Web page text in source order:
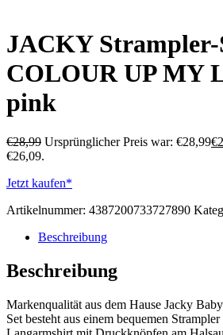
JACKY Strampler-
COLOUR UP MY
pink
€28,99 Ursprünglicher Preis war: €28,99€
€26,09.
Jetzt kaufen*
Artikelnummer: 4387200733727890
Beschreibung
Beschreibung
Markenqualität aus dem Hause Jacky
Set besteht aus einem bequemen